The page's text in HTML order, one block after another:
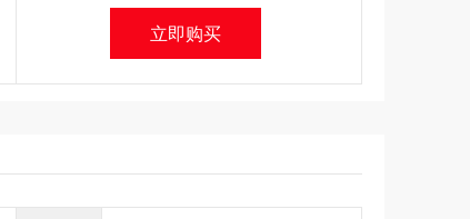
立即购买